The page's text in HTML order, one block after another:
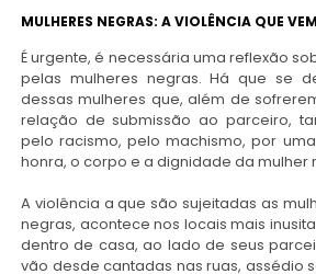
MULHERES NEGRAS: A VIOLÊNCIA QUE
É urgente, é necessária uma reflexão
pelas mulheres negras. Há que se
dessas mulheres que, além de
relação de submissão ao parceiro,
pelo racismo, pelo machismo, por
honra, o corpo e a dignidade da mulher
A violência a que são sujeitadas as
negras, acontece nos locais mais
dentro de casa, ao lado de seus
vão desde cantadas nas ruas, assédio